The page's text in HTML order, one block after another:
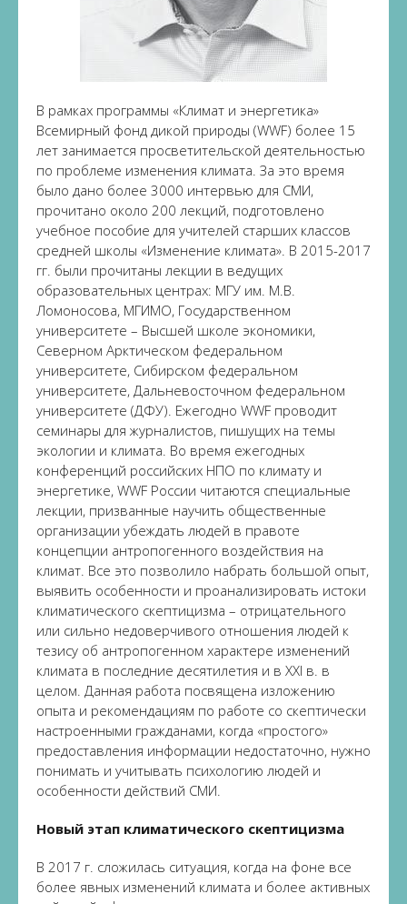
В рамках программы «Климат и энергетика»
Всемирный фонд дикой природы (WWF) более 15
лет занимается просветительской деятельностью
по проблеме изменения климата. За это время
было дано более 3000 интервью для СМИ,
прочитано около 200 лекций, подготовлено
учебное пособие для учителей старших классов
средней школы «Изменение климата». В 2015-2017
гг. были прочитаны лекции в ведущих
образовательных центрах: МГУ им. М.В.
Ломоносова, МГИМО, Государственном
университете – Высшей школе экономики,
Северном Арктическом федеральном
университете, Сибирском федеральном
университете, Дальневосточном федеральном
университете (ДФУ). Ежегодно WWF проводит
семинары для журналистов, пишущих на темы
экологии и климата. Во время ежегодных
конференций российских НПО по климату и
энергетике, WWF России читаются специальные
лекции, призванные научить общественные
организации убеждать людей в правоте
концепции антропогенного воздействия на
климат. Все это позволило набрать большой опыт,
выявить особенности и проанализировать истоки
климатического скептицизма – отрицательного
или сильно недоверчивого отношения людей к
тезису об антропогенном характере изменений
климата в последние десятилетия и в XXI в. в
целом. Данная работа посвящена изложению
опыта и рекомендациям по работе со скептически
настроенными гражданами, когда «простого»
предоставления информации недостаточно, нужно
понимать и учитывать психологию людей и
особенности действий СМИ.
Новый этап климатического скептицизма
В 2017 г. сложилась ситуация, когда на фоне все
более явных изменений климата и более активных